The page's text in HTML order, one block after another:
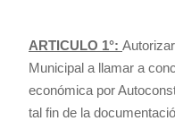
ARTICULO 1°:
Municipal a llamar a
económica por
tal fin de la